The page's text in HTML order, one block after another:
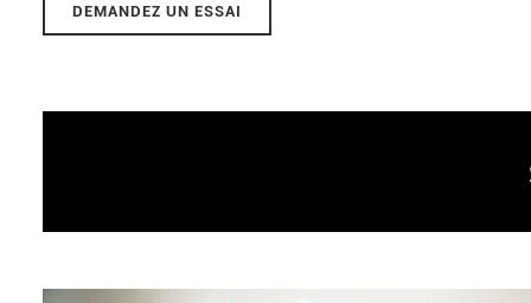
DEMANDEZ UN ESSAI